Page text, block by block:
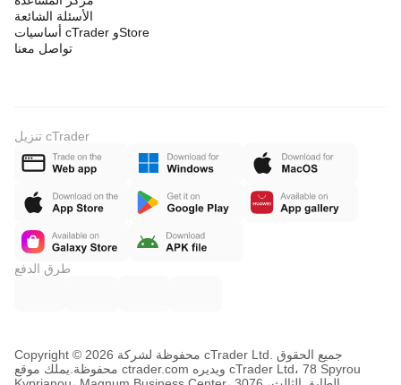
الأسئلة الشائعة
أساسيات cTrader وStore
تواصل معنا
تنزيل cTrader
طرق الدفع
Copyright © محفوظة لشركة 2026 cTrader Ltd. جميع الحقوق
محفوظة. يملك موقع ctrader.com ويديره cTrader Ltd، 78 Spyrou